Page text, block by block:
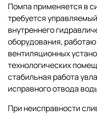
Помпа применяется в
требуется
внутреннего
оборудования,
вентиляционных
технологических
стабильная работа
исправного отвода
При неисправности